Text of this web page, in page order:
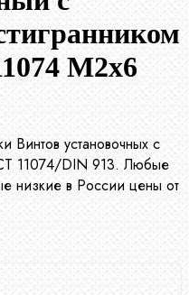
М2х6
Винтов установочных с
11074/DIN 913. Любые
низкие в России цены от